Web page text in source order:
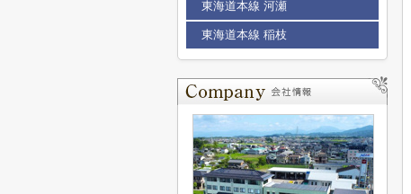
東海道本線 河瀬
東海道本線 稲枝